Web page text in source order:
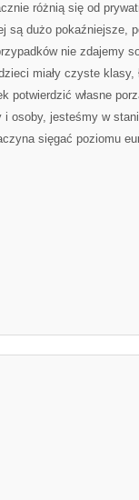
różnią się od
są dużo pokaźniejsze,
nie zdajemy
miały czyste klasy,
potwierdzić własne
osoby, jesteśmy w
sięgać poziomu